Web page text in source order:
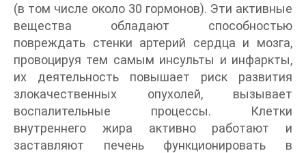
(в том числе около 30 гормонов). Эти активные
вещества обладают способностью
повреждать стенки артерий сердца и мозга,
провоцируя тем самым инсульты и инфаркты,
их деятельность повышает риск развития
злокачественных опухолей, вызывает
воспалительные процессы. Клетки
внутреннего жира активно работают и
заставляют печень функционировать в